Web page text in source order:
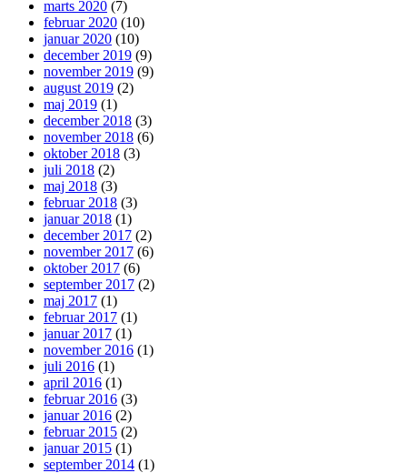
marts 2020 (7)
februar 2020 (10)
januar 2020 (10)
december 2019 (9)
november 2019 (9)
august 2019 (2)
maj 2019 (1)
december 2018 (3)
november 2018 (6)
oktober 2018 (3)
juli 2018 (2)
maj 2018 (3)
februar 2018 (3)
januar 2018 (1)
december 2017 (2)
november 2017 (6)
oktober 2017 (6)
september 2017 (2)
maj 2017 (1)
februar 2017 (1)
januar 2017 (1)
november 2016 (1)
juli 2016 (1)
april 2016 (1)
februar 2016 (3)
januar 2016 (2)
februar 2015 (2)
januar 2015 (1)
september 2014 (1)